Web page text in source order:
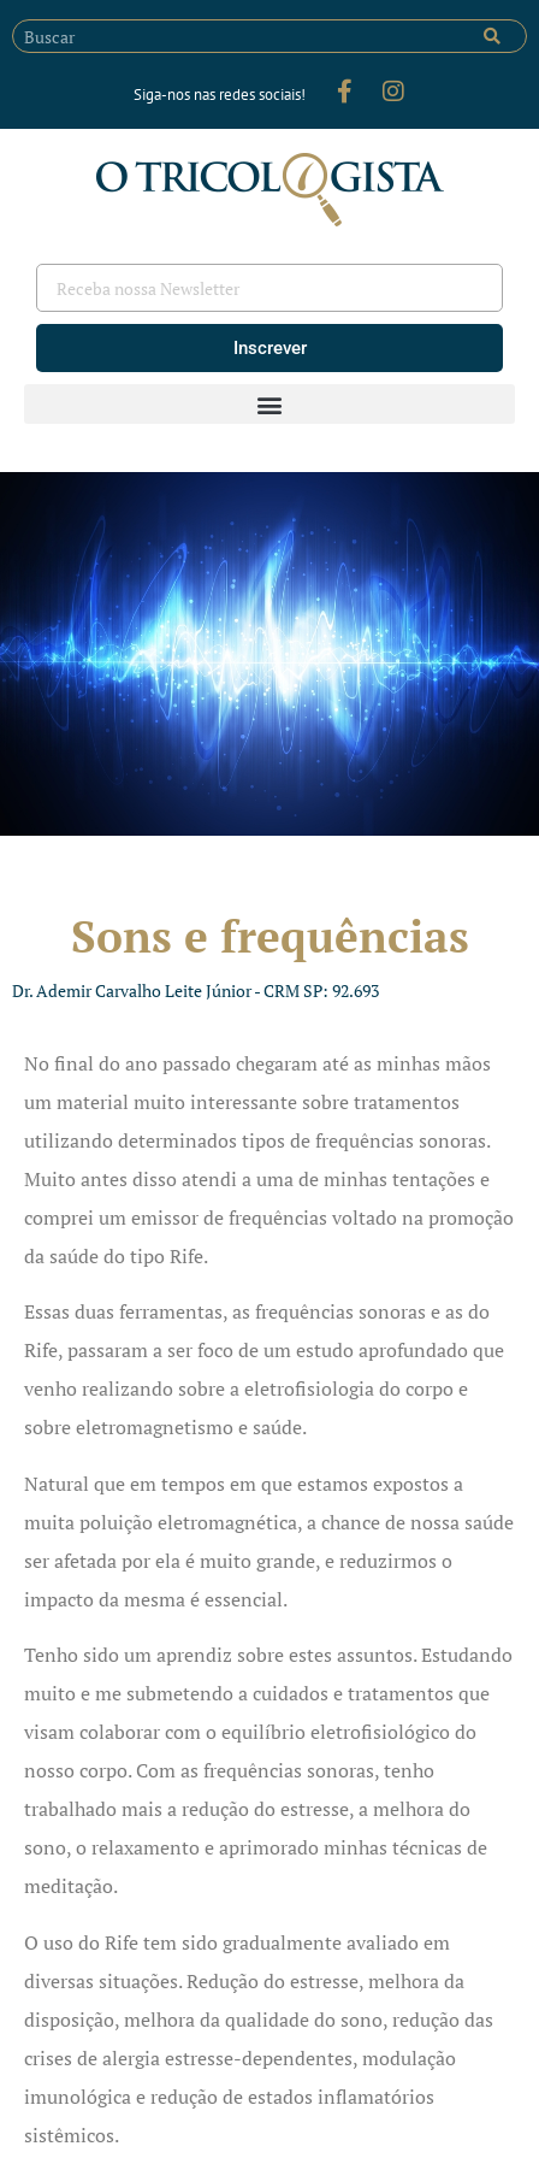
Siga-nos nas redes sociais!
Inscrever
Sons e frequências
Dr. Ademir Carvalho Leite Júnior - CRM SP: 92.693
No final do ano passado chegaram até as minhas mãos
um material muito interessante sobre tratamentos
utilizando determinados tipos de frequências sonoras.
Muito antes disso atendi a uma de minhas tentações e
comprei um emissor de frequências voltado na promoção
da saúde do tipo Rife.
Essas duas ferramentas, as frequências sonoras e as do
Rife, passaram a ser foco de um estudo aprofundado que
venho realizando sobre a eletrofisiologia do corpo e
sobre eletromagnetismo e saúde.
Natural que em tempos em que estamos expostos a
muita poluição eletromagnética, a chance de nossa saúde
ser afetada por ela é muito grande, e reduzirmos o
impacto da mesma é essencial.
Tenho sido um aprendiz sobre estes assuntos. Estudando
muito e me submetendo a cuidados e tratamentos que
visam colaborar com o equilíbrio eletrofisiológico do
nosso corpo. Com as frequências sonoras, tenho
trabalhado mais a redução do estresse, a melhora do
sono, o relaxamento e aprimorado minhas técnicas de
meditação.
O uso do Rife tem sido gradualmente avaliado em
diversas situações. Redução do estresse, melhora da
disposição, melhora da qualidade do sono, redução das
crises de alergia estresse-dependentes, modulação
imunológica e redução de estados inflamatórios
sistêmicos.